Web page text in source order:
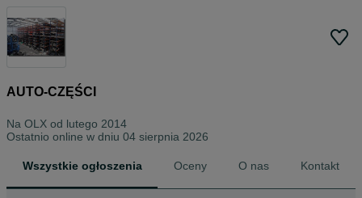
AUTO-CZĘŚCI
Na OLX od lutego 2014
Ostatnio online w dniu 04 sierpnia 2026
Wszystkie ogłoszenia Oceny O nas Kontakt